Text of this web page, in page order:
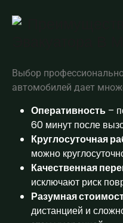
Выбор
автомобилей дает
Оперативность –
60 минут после
Круглосуточная
можно
Качественная
исключают риск
Разумная
дистанцией и